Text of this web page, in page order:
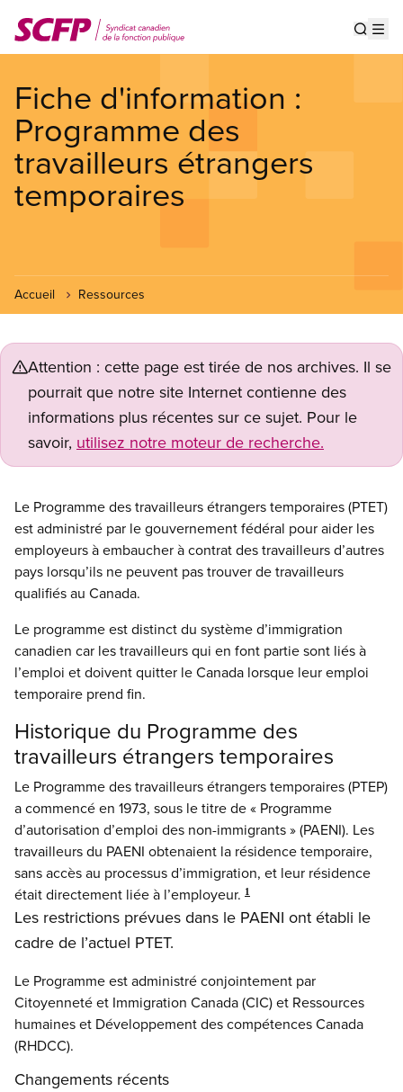
au
contenu
Fiche d'information :
Programme des
travailleurs étrangers
temporaires
Accueil Ressources
Attention : cette page est tirée de nos archives. Il se
pourrait que notre site Internet contienne des
informations plus récentes sur ce sujet. Pour le
savoir, utilisez notre moteur de recherche.
Le Programme des travailleurs étrangers temporaires (PTET)
est administré par le gouvernement fédéral pour aider les
employeurs à embaucher à contrat des travailleurs d’autres
pays lorsqu’ils ne peuvent pas trouver de travailleurs
qualifiés au Canada.
Le programme est distinct du système d’immigration
canadien car les travailleurs qui en font partie sont liés à
l’emploi et doivent quitter le Canada lorsque leur emploi
temporaire prend fin.
Historique du Programme des
travailleurs étrangers temporaires
Le Programme des travailleurs étrangers temporaires (PTEP)
a commencé en 1973, sous le titre de « Programme
d’autorisation d’emploi des non-immigrants » (PAENI). Les
travailleurs du PAENI obtenaient la résidence temporaire,
sans accès au processus d’immigration, et leur résidence
était directement liée à l’employeur. 1
Les restrictions prévues dans le PAENI ont établi le
cadre de l’actuel PTET.
Le Programme est administré conjointement par
Citoyenneté et Immigration Canada (CIC) et Ressources
humaines et Développement des compétences Canada
(RHDCC).
Changements récents